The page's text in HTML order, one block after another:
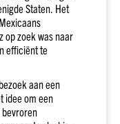
Staten. Het
op zoek was naar
efficiënt te
aan een
idee om een